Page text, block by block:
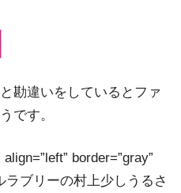
勘違いをしているとファ
です。
border=”gray”
ラブリーの村上少しうるさ